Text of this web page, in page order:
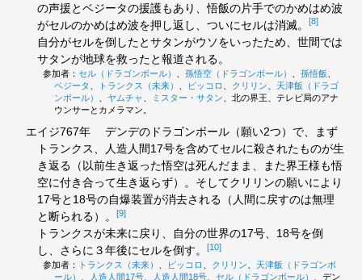
の声援とベジータの援護もあり、悟飯の片手でのかめはめ波
がセルのかめはめ波を押し返し、ついにセルは消滅。
[8]
自分がセルを倒したとサタンがウソをいったため、世間では
サタンが地球を救ったと報道される。
参加者： セル（ドラゴンボール） 孫悟空（ドラゴンボール） 孫悟飯
ベジータ
トランクス（未来） ピッコロ クリリン
天津飯（ドラゴ
ンボール）
ヤムチャ ミスター・サタン 、北の界王、テレビ局のアナ
ウンサーとカメラマン。
エイジ767年
デンデのドラゴンボール（願い2つ）で、まず
トランクス、人造人間17号を含めてセルに殺されたものが生
き返る（以前生き返った悟空は死んだまま、また界王様も悟
空に付き合って生き返らず）。そしてクリリンの願いにより
17号と18号の自爆装置が消去される（人間に戻すのは無理
と断られる）。
[9]
トランクスが未来に戻り、自分の世界の17号、18号を倒
し、さらに３年後にセルを倒す。
[10]
参加者：
トランクス（未来） ピッコロ クリリン
天津飯（ドラゴンボ
ール）
人造人間17号 人造人間18号 セル（ドラゴンボール） 、デン